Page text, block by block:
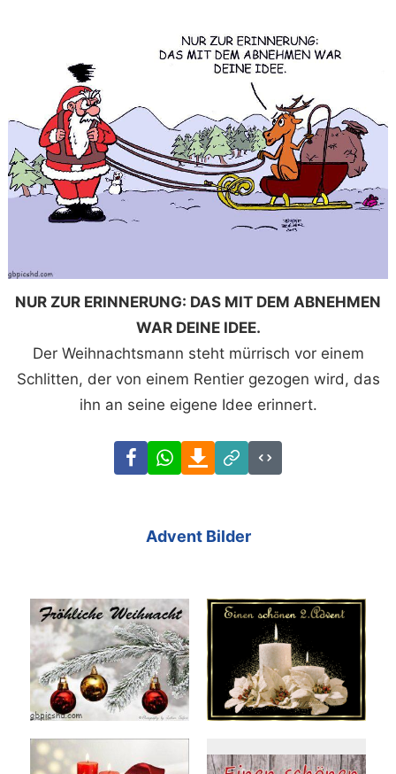
NUR ZUR ERINNERUNG: DAS MIT DEM ABNEHMEN
WAR DEINE IDEE.
Der Weihnachtsmann steht mürrisch vor einem
Schlitten, der von einem Rentier gezogen wird, das
ihn an seine eigene Idee erinnert.
FacebookWhatsAppDownload
Link
Code
Advent Bilder